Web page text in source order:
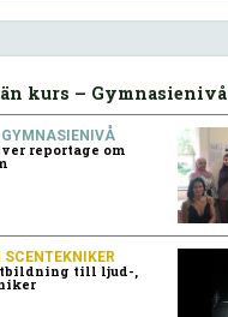
kurs – Gymnasienivå
reportage om
till ljud-,